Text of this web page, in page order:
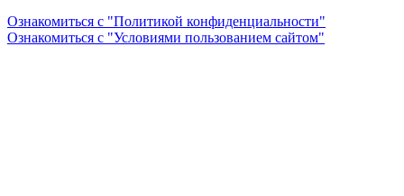
Ознакомиться с "Политикой конфиденциальности"
Ознакомиться с "Условиями пользованием сайтом"